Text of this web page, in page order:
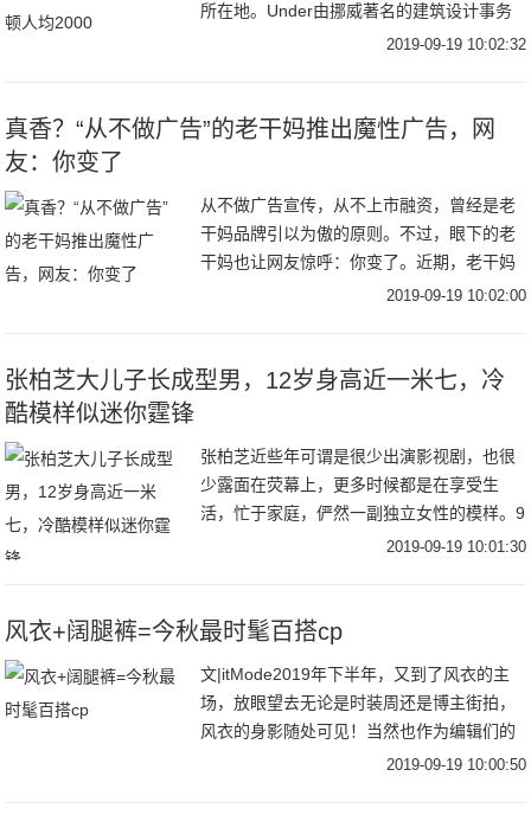
所在地。Under由挪威著名的建筑设计事务
所Snøhetta 操刀设计。建筑内底部还有一整
2019-09-19 10:02:32
真香？“从不做广告”的老干妈推出魔性广告，网
友：你变了
从不做广告宣传，从不上市融资，曾经是老
干妈品牌引以为傲的原则。不过，眼下的老
干妈也让网友惊呼：你变了。近期，老干妈
凭借一则魔性十足的广告走红网络。不仅如
2019-09-19 10:02:00
张柏芝大儿子长成型男，12岁身高近一米七，冷
酷模样似迷你霆锋
张柏芝近些年可谓是很少出演影视剧，也很
少露面在荧幕上，更多时候都是在享受生
活，忙于家庭，俨然一副独立女性的模样。9
月18日，张柏芝在社交平台分享了自己出海
2019-09-19 10:01:30
风衣+阔腿裤=今秋最时髦百搭cp
文|itMode2019年下半年，又到了风衣的主
场，放眼望去无论是时装周还是博主街拍，
风衣的身影随处可见！当然也作为编辑们的
心头好，风衣当然是每年秋季不能避免的话
2019-09-19 10:00:50